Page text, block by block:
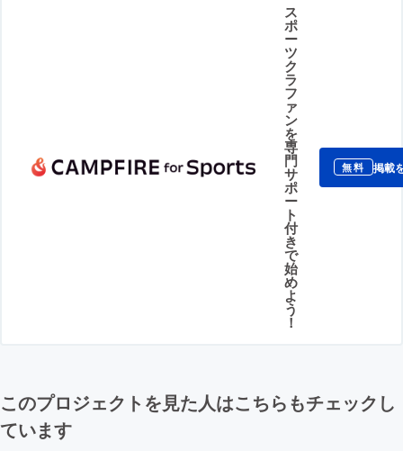
ス
ポ
ー
ツ
ク
ラ
フ
ァ
ン
を
専
門
サ
ポ
ー
ト
付
き
で
始
め
よ
う
！
無料 掲載
このプロジェクトを見た人はこちらもチェックし
ています